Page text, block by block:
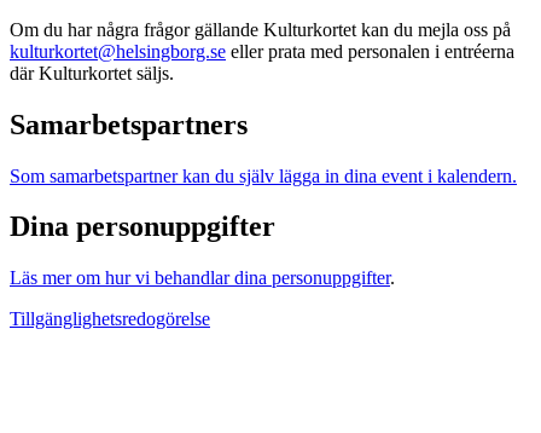
Om du har några frågor gällande Kulturkortet kan du mejla oss på
kulturkortet@helsingborg.se eller prata med personalen i entréerna
där Kulturkortet säljs.
Samarbetspartners
Som samarbetspartner kan du själv lägga in dina event i kalendern.
Dina personuppgifter
Läs mer om hur vi behandlar dina personuppgifter.
Tillgänglighetsredogörelse